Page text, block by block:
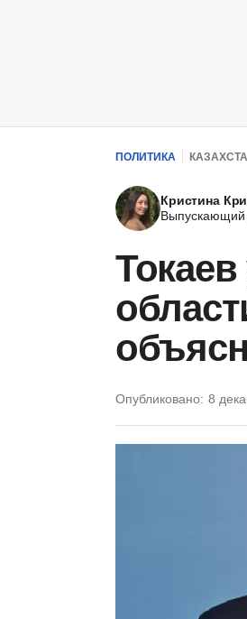
ПОЛИТИКА
Кристина
Выпускающий
Опубликовано: 8